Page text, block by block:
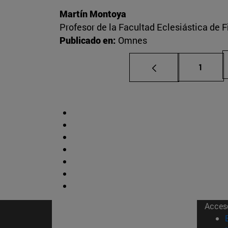
Martín Montoya
Profesor de la Facultad Eclesiástica de
Publicado en: Omnes
Página
1